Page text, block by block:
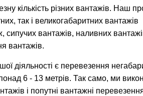
кількість різних вантажів. Наш
так і великогабаритних вантажів
сипучих вантажів, наливних
вантажів.
діяльності є перевезення
6 - 13 метрів. Так само, ми
і попутні вантажні